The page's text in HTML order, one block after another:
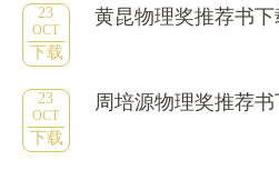
23
OCT
下载
黄昆物理奖推荐书下
23
OCT
下载
周培源物理奖推荐书